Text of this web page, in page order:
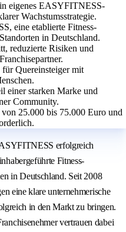
eigenes EASYFITNESS-
Wachstumsstrategie.
eine etablierte Fitness-
in Deutschland.
reduzierte Risiken und
für Quereinsteiger mit
einer starken Marke und
Community.
25.000 bis 75.000 Euro und
erfolgreich
Fitness-
in Deutschland. Seit 2008
eine klare unternehmerische
in den Markt zu bringen.
vertrauen dabei